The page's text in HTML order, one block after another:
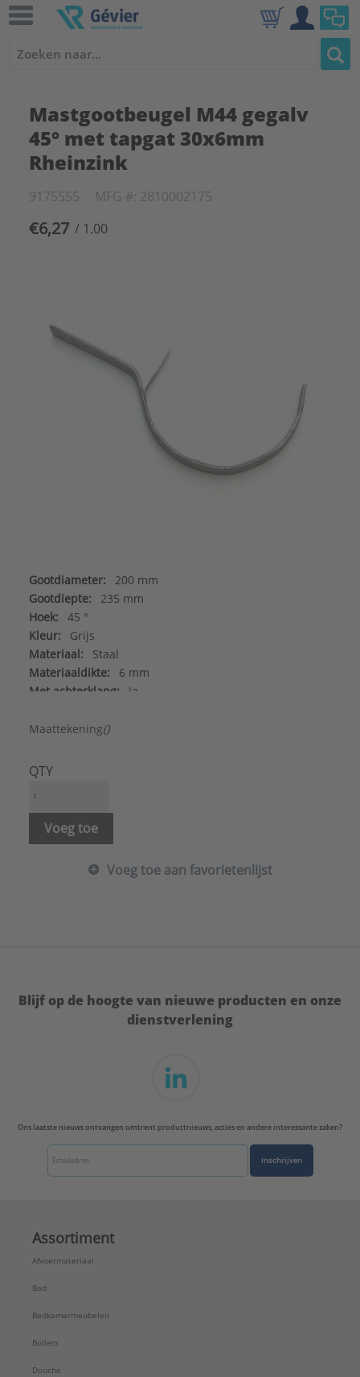
Mastgootbeugel M44 gegalv
45° met tapgat 30x6mm
Rheinzink
9175555 MFG #: 2810002175
€6,27 / 1.00
Gootdiameter:
200 mm
Gootdiepte:
235 mm
Hoek:
45 °
Kleur:
Grijs
Materiaal:
Staal
Materiaaldikte:
6 mm
Met achterklang:
Ja
Met ondersteun:
Montagewijze:
Ontwikkelde gootbreedte:
Oppervlaktebescherming:
Thermisch verzinkt (Hot-dip)
Staartlengte:
Rheinzink
Maattekening()
QTY
Voeg toe
Voeg toe aan favorietenlijst
Blijf op de hoogte van nieuwe producten en onze
dienstverlening
Ons laatste nieuws ontvangen omtrent productnieuws, acties en andere interessante zaken?
Inschrijven
Assortiment
Afvoermateriaal
Bad
Badkamermeubelen
Boilers
Douche